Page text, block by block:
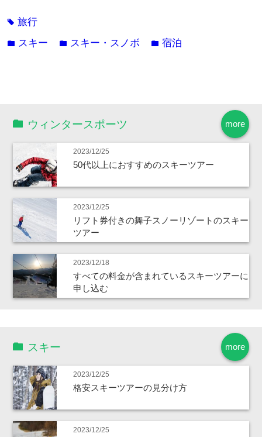
tag旅行
folder スキー folder スキー・スノボ folder宿泊
more
ウィンタースポーツ
2023/12/25
50代以上におすすめのスキーツアー
2023/12/25
リフト券付きの舞子スノーリゾートのスキー
ツアー
2023/12/18
すべての料金が含まれているスキーツアーに
申し込む
more
スキー
2023/12/25
格安スキーツアーの見分け方
2023/12/25